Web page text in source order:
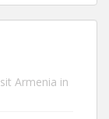
Armenia in